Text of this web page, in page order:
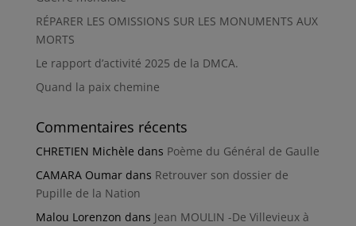
RÉPARER LES OMISSIONS SUR LES MONUMENTS AUX
MORTS
Le rapport d’activité 2025 de la DMCA.
Quand la paix chemine
Commentaires récents
CHRETIEN Michèle dans Poème du Général de Gaulle
CAMARA Oumardans Retrouver son dossier de
Pupille de la Nation
Malou Lorenzon dans Jean MOULIN -De Villevieux à